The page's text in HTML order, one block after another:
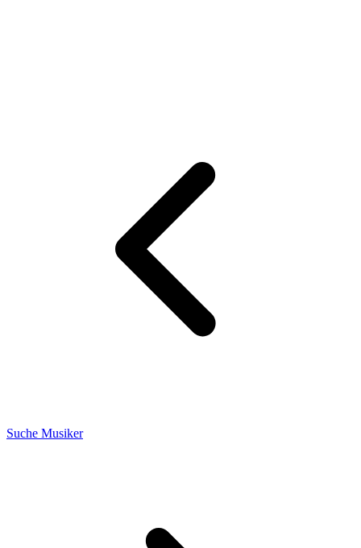
Suche Musiker